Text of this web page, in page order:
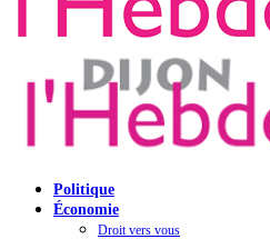
Politique
Économie
Droit vers vous